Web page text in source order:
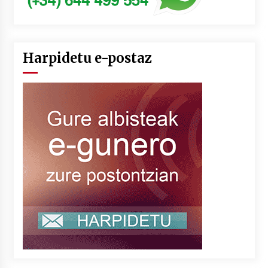
Harpidetu e-postaz